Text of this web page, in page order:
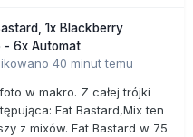
1x Blackberry
- 6x Automat
40 minut temu
w makro. Z całej trójki
Fat Bastard,Mix ten
z mixów. Fat Bastard w 75